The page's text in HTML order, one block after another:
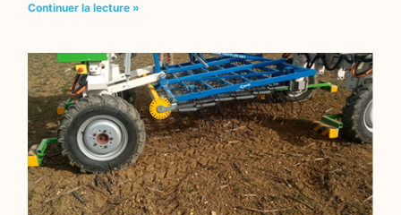
Continuer la lecture »